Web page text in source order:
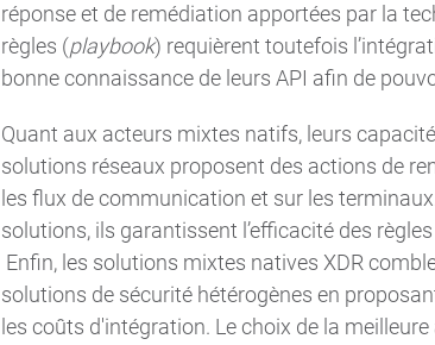
réponse et de remédiation apportées par la
règles (playbook) requièrent toutefois
bonne connaissance de leurs API afin de
Quant aux acteurs mixtes natifs, leurs
solutions réseaux proposent des actions de
les flux de communication et sur les
solutions, ils garantissent l’efficacité des
Enfin, les solutions mixtes natives XDR
solutions de sécurité hétérogènes en
les coûts d'intégration. Le choix de la